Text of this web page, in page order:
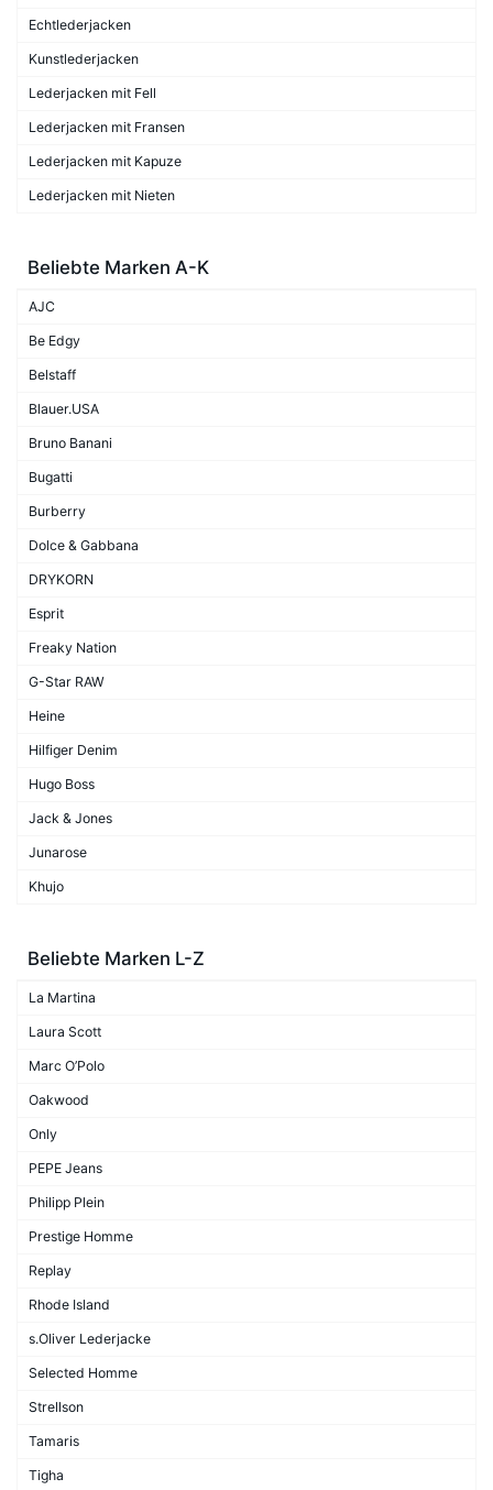
Echtlederjacken
Kunstlederjacken
Lederjacken mit Fell
Lederjacken mit Fransen
Lederjacken mit Kapuze
Lederjacken mit Nieten
Beliebte Marken A-K
AJC
Be Edgy
Belstaff
Blauer.USA
Bruno Banani
Bugatti
Burberry
Dolce & Gabbana
DRYKORN
Esprit
Freaky Nation
G-Star RAW
Heine
Hilfiger Denim
Hugo Boss
Jack & Jones
Junarose
Khujo
Beliebte Marken L-Z
La Martina
Laura Scott
Marc O’Polo
Oakwood
Only
PEPE Jeans
Philipp Plein
Prestige Homme
Replay
Rhode Island
s.Oliver Lederjacke
Selected Homme
Strellson
Tamaris
Tigha